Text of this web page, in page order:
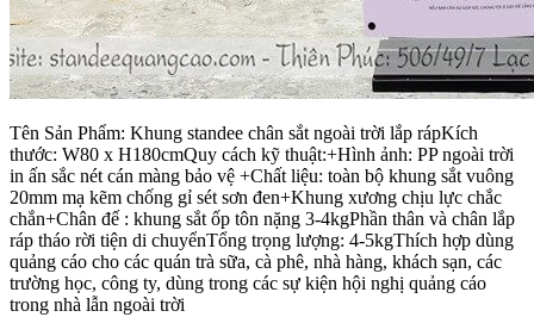
Tên Sản Phẩm: Khung standee chân sắt ngoài trời lắp rápKích
thước: W80 x H180cmQuy cách kỹ thuật:+Hình ảnh: PP ngoài trời
in ấn sắc nét cán màng bảo vệ +Chất liệu: toàn bộ khung sắt vuông
20mm mạ kẽm chống gỉ sét sơn đen+Khung xương chịu lực chắc
chắn+Chân đế : khung sắt ốp tôn nặng 3-4kgPhần thân và chân lắp
ráp tháo rời tiện di chuyểnTổng trọng lượng: 4-5kgThích hợp dùng
quảng cáo cho các quán trà sữa, cà phê, nhà hàng, khách sạn, các
trường học, công ty, dùng trong các sự kiện hội nghị quảng cáo
trong nhà lẫn ngoài trời